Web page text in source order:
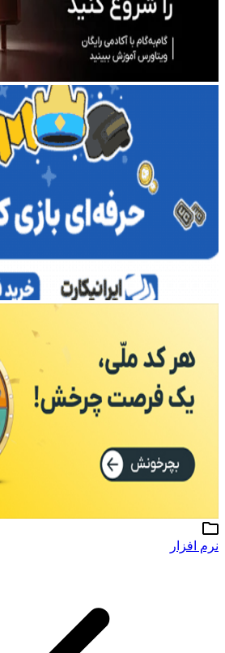
نرم افزار